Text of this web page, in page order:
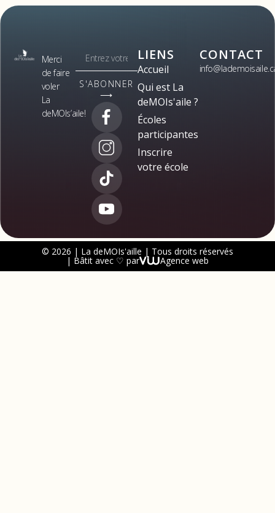
Merci
de faire
voler
La
deMOIs’aile!
S'ABONNER
⟶
LIENS
Accueil
Qui est La
deMOIs'aile ?
Écoles
participantes
Inscrire
votre école
CONTACT
© 2026 | La deMOIs'aille | Tous droits réservés
| Bâtit avec ♡ par Agence web